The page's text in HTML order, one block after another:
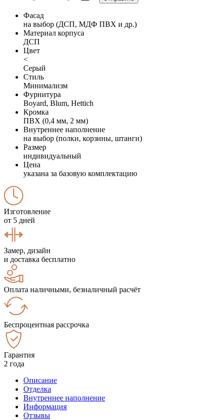
Фасад
на выбор (ДСП, МДФ ПВХ и др.)
Материал корпуса
ДСП
Цвет
<
Серый
Стиль
Минимализм
Фурнитура
Boyard, Blum, Hettich
Кромка
ПВХ (0,4 мм, 2 мм)
Внутреннее наполнение
на выбор (полки, корзины, штанги)
Размер
индивидуальный
Цена
указана за базовую комплектацию
Изготовление
от 5 дней
Замер, дизайн
и доставка бесплатно
Оплата наличными, безналичный расчёт
Беспроцентная рассрочка
Гарантия
2 года
Описание
Отделка
Внутреннее наполнение
Информация
Отзывы